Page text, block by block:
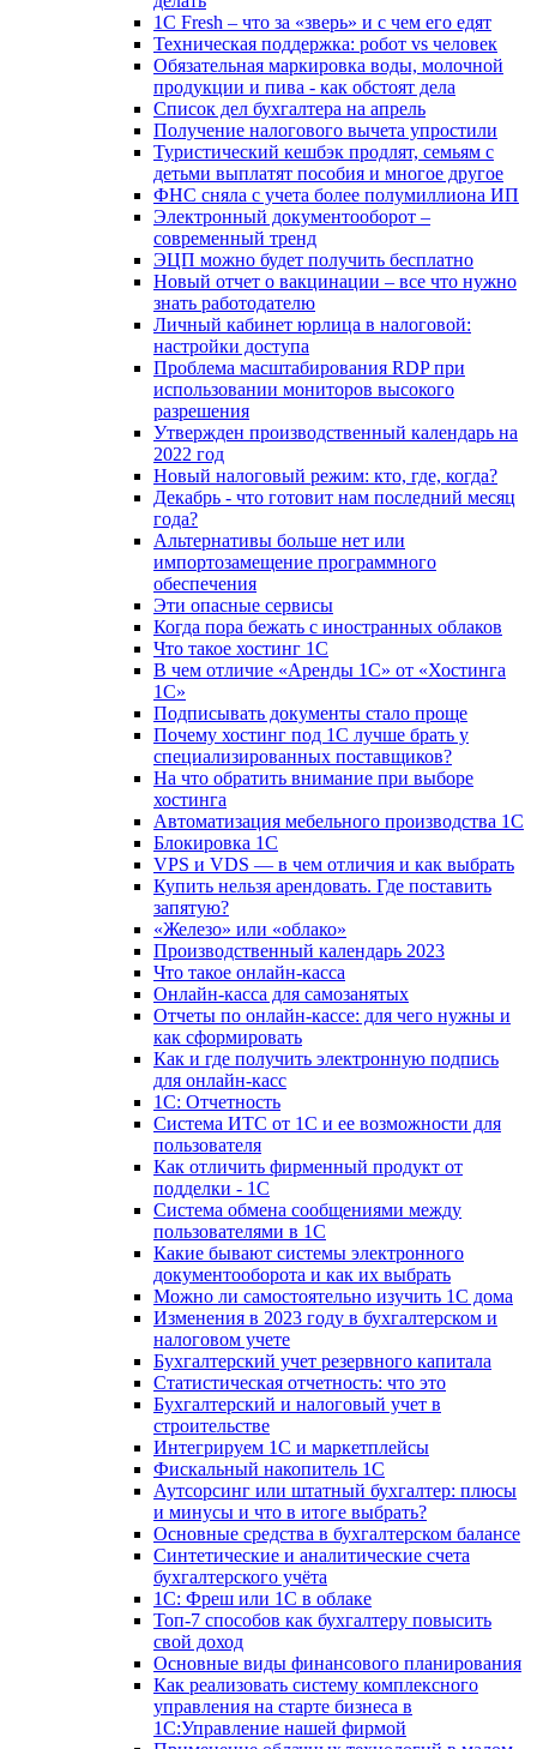
1С Fresh – что за «зверь» и с чем его едят
Техническая поддержка: робот vs человек
Обязательная маркировка воды, молочной
продукции и пива - как обстоят дела
Список дел бухгалтера на апрель
Получение налогового вычета упростили
Туристический кешбэк продлят, семьям с
детьми выплатят пособия и многое другое
ФНС сняла с учета более полумиллиона ИП
Электронный документооборот –
современный тренд
ЭЦП можно будет получить бесплатно
Новый отчет о вакцинации – все что нужно
знать работодателю
Личный кабинет юрлица в налоговой:
настройки доступа
Проблема масштабирования RDP при
использовании мониторов высокого
разрешения
Утвержден производственный календарь на
2022 год
Новый налоговый режим: кто, где, когда?
Декабрь - что готовит нам последний месяц
года?
Альтернативы больше нет или
импортозамещение программного
обеспечения
Эти опасные сервисы
Когда пора бежать с иностранных облаков
Что такое хостинг 1С
В чем отличие «Аренды 1С» от «Хостинга
1С»
Подписывать документы стало проще
Почему хостинг под 1С лучше брать у
специализированных поставщиков?
На что обратить внимание при выборе
хостинга
Автоматизация мебельного производства 1С
Блокировка 1С
VPS и VDS — в чем отличия и как выбрать
Купить нельзя арендовать. Где поставить
запятую?
«Железо» или «облако»
Производственный календарь 2023
Что такое онлайн-касса
Онлайн-касса для самозанятых
Отчеты по онлайн-кассе: для чего нужны и
как сформировать
Как и где получить электронную подпись
для онлайн-касс
1С: Отчетность
Система ИТС от 1С и ее возможности для
пользователя
Как отличить фирменный продукт от
подделки - 1С
Система обмена сообщениями между
пользователями в 1С
Какие бывают системы электронного
документооборота и как их выбрать
Можно ли самостоятельно изучить 1С дома
Изменения в 2023 году в бухгалтерском и
налоговом учете
Бухгалтерский учет резервного капитала
Статистическая отчетность: что это
Бухгалтерский и налоговый учет в
строительстве
Интегрируем 1С и маркетплейсы
Фискальный накопитель 1С
Аутсорсинг или штатный бухгалтер: плюсы
и минусы и что в итоге выбрать?
Основные средства в бухгалтерском балансе
Синтетические и аналитические счета
бухгалтерского учёта
1C: Фреш или 1С в облаке
Топ-7 способов как бухгалтеру повысить
свой доход
Основные виды финансового планирования
Как реализовать систему комплексного
управления на старте бизнеса в
1С:Управление нашей фирмой